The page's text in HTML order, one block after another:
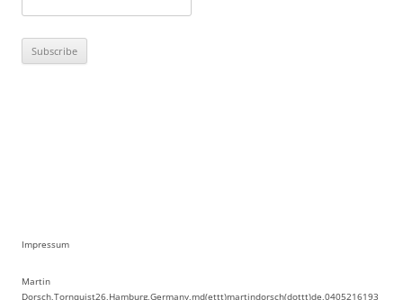
Impressum
Martin
Dorsch,Tornquist26,Hamburg,Germany,md(ettt)martindorsch(dottt)de,0405216193